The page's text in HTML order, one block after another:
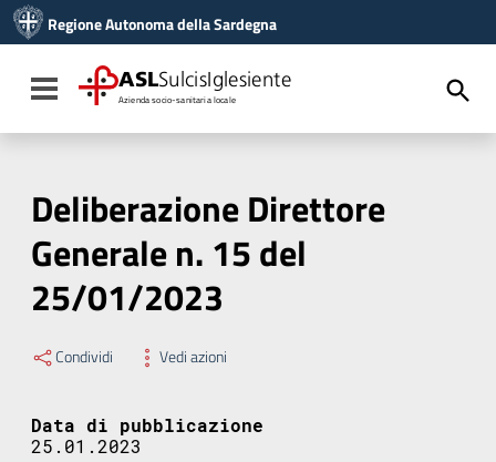
Vai al menu di navigazione
Vai al footer
Regione Autonoma della Sardegna
Toggle navigation
ASLSulcisIglesiente
Azienda socio-sanitaria locale
Deliberazione Direttore
Generale n. 15 del
25/01/2023
Condividi Vedi azioni
Data di pubblicazione
25.01.2023